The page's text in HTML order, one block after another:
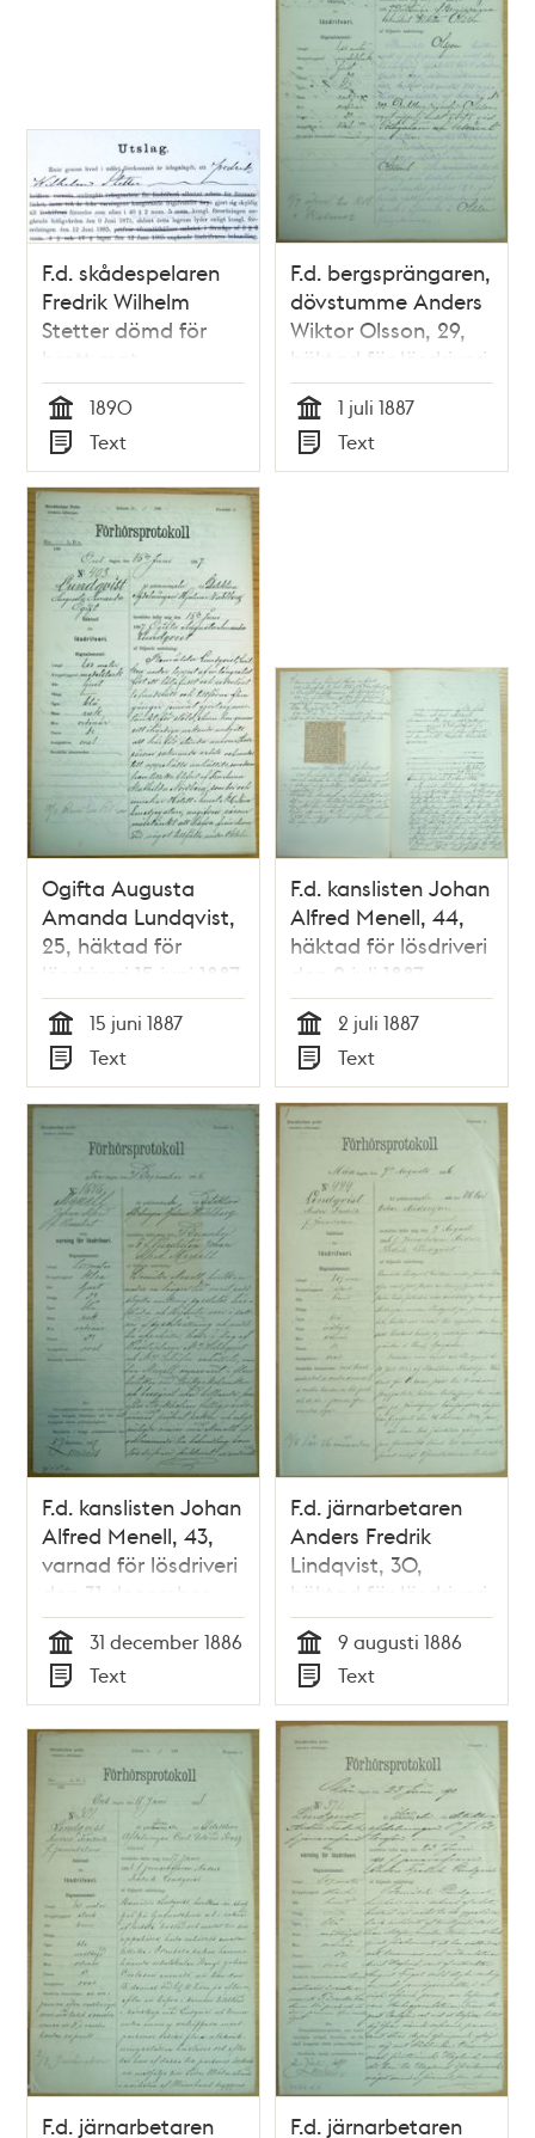
F.d. skådespelaren
Fredrik Wilhelm
Stetter dömd för
brott mot
lösdriverilagen 1890
- polishandlingar
Tid
1890
Typ
Text
F.d. bergsprängaren,
dövstumme Anders
Wiktor Olsson, 29,
häktad för lösdriveri
den 1 juli 1887 -
polisförhör
Tid
1 juli 1887
Typ
Text
Ogifta Augusta
Amanda Lundqvist,
25, häktad för
lösdriveri 15 juni 1887
– polisförhör
Tid
15 juni 1887
Typ
Text
F.d. kanslisten Johan
Alfred Menell, 44,
häktad för lösdriveri
den 2 juli 1887 –
förhörsprotokoll
Tid
2 juli 1887
Typ
Text
F.d. kanslisten Johan
Alfred Menell, 43,
varnad för lösdriveri
den 31 december
1886 –
förhörsprotokoll
Tid
31 december 1886
Typ
Text
F.d. järnarbetaren
Anders Fredrik
Lindqvist, 30,
häktad för lösdriveri
9 augusti 1886 -
polisförhör
Tid
9 augusti 1886
Typ
Text
F.d. järnarbetaren F.d. järnarbetaren